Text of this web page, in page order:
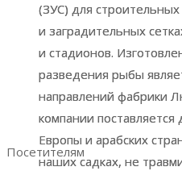
(ЗУС) для
и заградительных
и стадионов.
разведения рыбы
направлений фабрики
компании
Европы и арабских
наших садках, не
(ЗУС) для
и заградительных
и стадионов.
разведения рыбы
направлений фабрики
компании
Европы и арабских
наших садках, не
Забронировать стенд
Преимущества участия
Аналитика по
Отзывы участников
Руководство участника
Ваше эффективное
Посетителям